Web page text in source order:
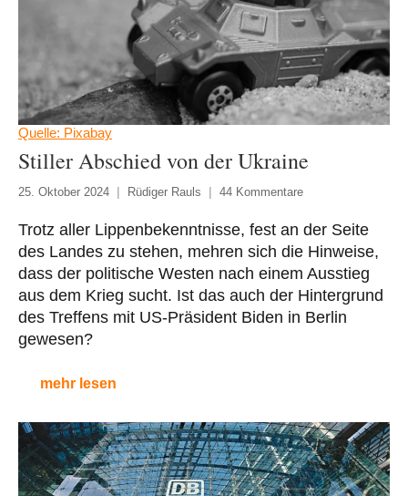
Quelle: Pixabay
Stiller Abschied von der Ukraine
25. Oktober 2024 Rüdiger Rauls 44 Kommentare
Trotz aller Lippenbekenntnisse, fest an der Seite
des Landes zu stehen, mehren sich die Hinweise,
dass der politische Westen nach einem Ausstieg
aus dem Krieg sucht. Ist das auch der Hintergrund
des Treffens mit US-Präsident Biden in Berlin
gewesen?
mehr lesen